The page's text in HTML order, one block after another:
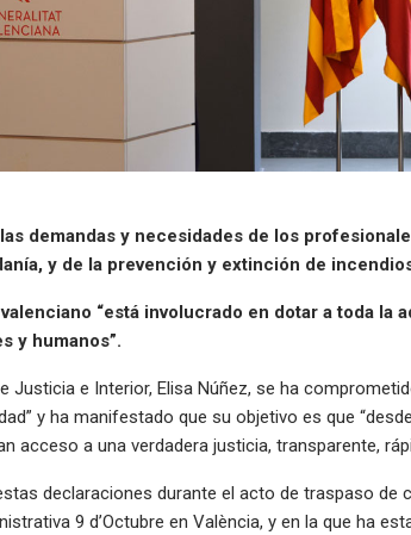
demandas y necesidades de los
y de la prevención y extinción de
“está involucrado en dotar a toda la
y humanos”.
Justicia e Interior, Elisa Núñez, se ha
y ha manifestado que su objetivo es que
acceso a una verdadera justicia, transparente,
declaraciones durante el acto de traspaso de
9 d’Octubre en València, y en la que ha